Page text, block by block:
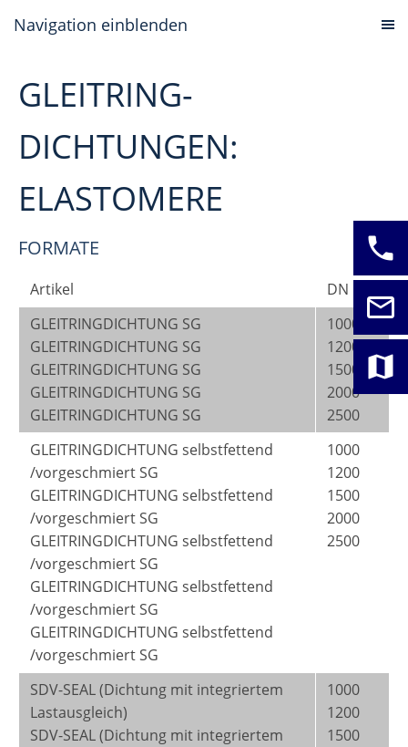
Navigation einblenden
GLEITRING-
DICHTUNGEN:
ELASTOMERE
FORMATE
Artikel
DN
GLEITRINGDICHTUNG SG
GLEITRINGDICHTUNG SG
GLEITRINGDICHTUNG SG
GLEITRINGDICHTUNG SG
GLEITRINGDICHTUNG SG
1000
1200
1500
2000
2500
GLEITRINGDICHTUNG selbstfettend
/vorgeschmiert SG
GLEITRINGDICHTUNG selbstfettend
/vorgeschmiert SG
GLEITRINGDICHTUNG selbstfettend
/vorgeschmiert SG
GLEITRINGDICHTUNG selbstfettend
/vorgeschmiert SG
GLEITRINGDICHTUNG selbstfettend
/vorgeschmiert SG
1000
1200
1500
2000
2500
SDV-SEAL (Dichtung mit integriertem
Lastausgleich)
SDV-SEAL (Dichtung mit integriertem
1000
1200
1500
phone
mail_outline
map